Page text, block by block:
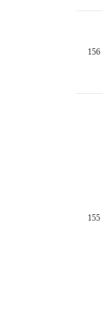
156
155